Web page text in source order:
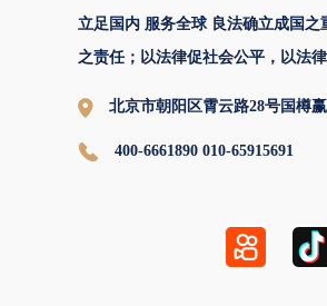
立足国内 服务全球 良法确立成国
之责任；以法律促社会公平，以法
北京市朝阳区霄云路28号国樽
400-6661890 010-65915691